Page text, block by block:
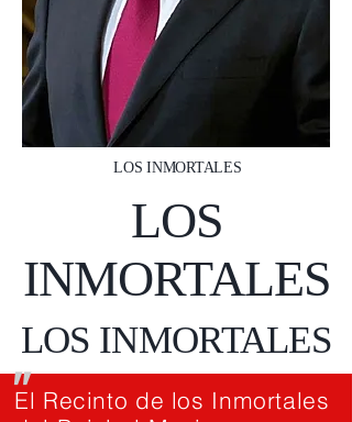
LOS INMORTALES
LOS
INMORTALES
LOS INMORTALES
El Recinto de los Inmortales
"